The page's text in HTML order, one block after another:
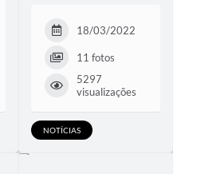
18/03/2022
11 fotos
5297
visualizações
NOTÍCIAS